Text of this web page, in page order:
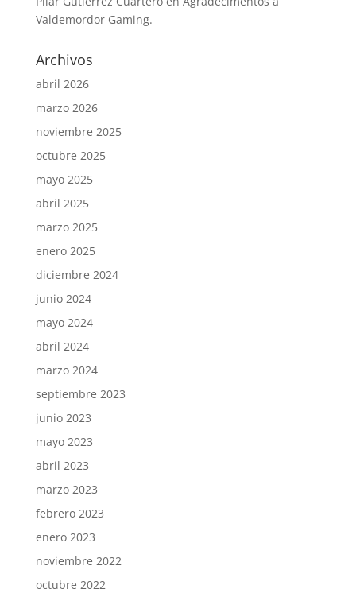
Valdemordor Gaming.
Archivos
abril 2026
marzo 2026
noviembre 2025
octubre 2025
mayo 2025
abril 2025
marzo 2025
enero 2025
diciembre 2024
junio 2024
mayo 2024
abril 2024
marzo 2024
septiembre 2023
junio 2023
mayo 2023
abril 2023
marzo 2023
febrero 2023
enero 2023
noviembre 2022
octubre 2022